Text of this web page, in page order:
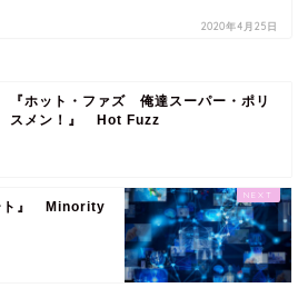
2020年4月25日
『ホット・ファズ 俺達スーパー・ポリ
スメン！』 Hot Fuzz
ト』 Minority